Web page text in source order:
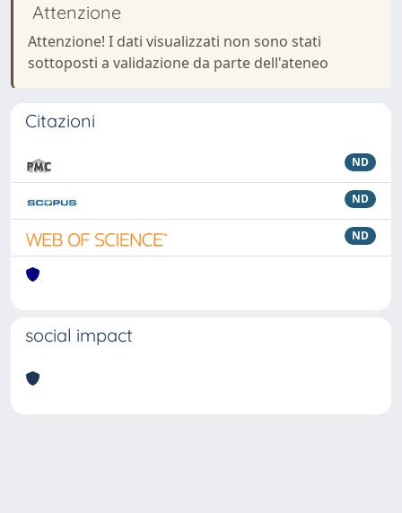
Attenzione
Attenzione! I dati visualizzati non sono stati
sottoposti a validazione da parte dell'ateneo
Citazioni
ND
ND
ND
social impact